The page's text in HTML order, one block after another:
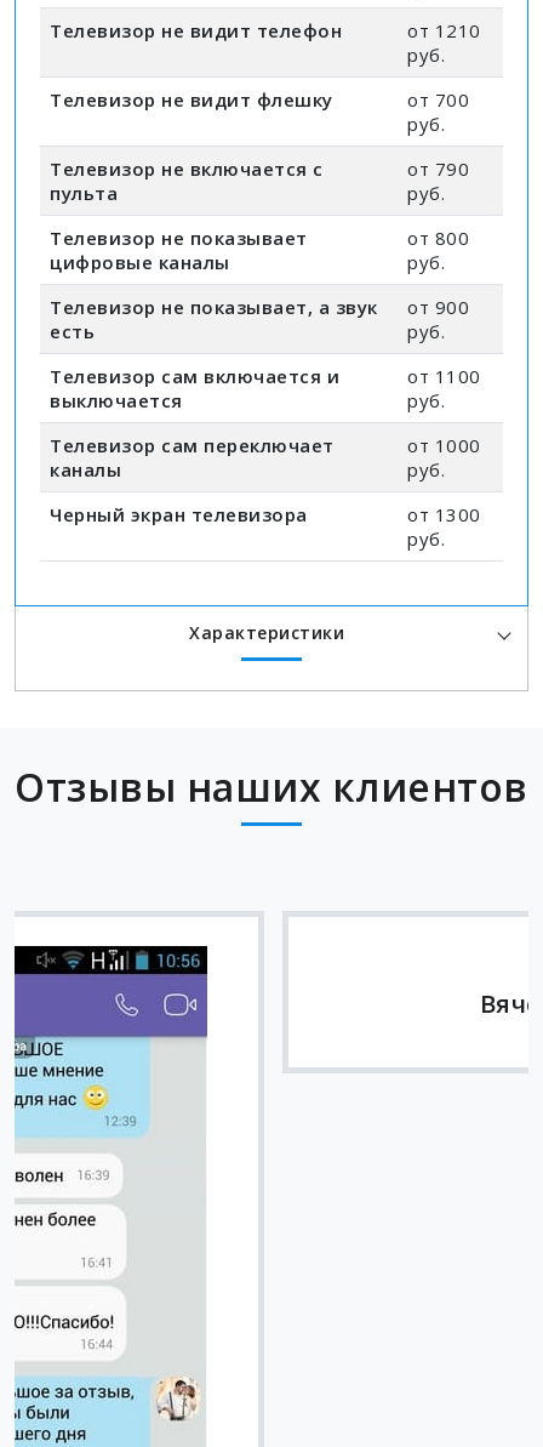
Телевизор не видит телефон
от 1210
руб.
Телевизор не видит флешку
от 700
руб.
Телевизор не включается с
пульта
от 790
руб.
Телевизор не показывает
цифровые каналы
от 800
руб.
Телевизор не показывает, а звук
есть
от 900
руб.
Телевизор сам включается и
выключается
от 1100
руб.
Телевизор сам переключает
каналы
от 1000
руб.
Черный экран телевизора
от 1300
руб.
Характеристики
Отзывы наших клиентов